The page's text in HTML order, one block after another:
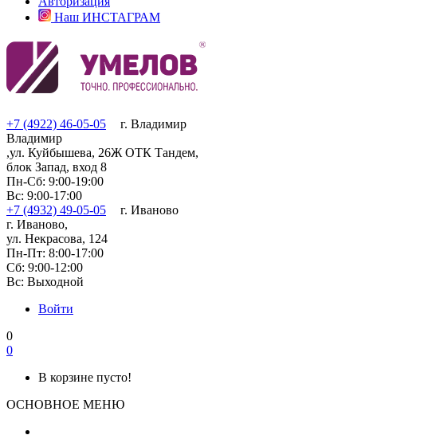
Наш ИНСТАГРАМ
+7 (4922) 46-05-05
г. Владимир
Владимир
,ул. Куйбышева, 26Ж ОТК Тандем,
блок Запад, вход 8
Пн-Сб: 9:00-19:00
Вс: 9:00-17:00
+7 (4932) 49-05-05
г. Иваново
г. Иваново,
ул. Некрасова, 124
Пн-Пт: 8:00-17:00
Сб: 9:00-12:00
Вс: Выходной
Войти
0
0
В корзине пусто!
ОСНОВНОЕ МЕНЮ